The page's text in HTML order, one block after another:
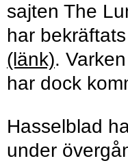
sajten The
har
(länk).
har dock
Hasselblad
under